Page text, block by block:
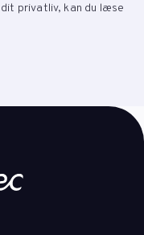
privatliv, kan du læse